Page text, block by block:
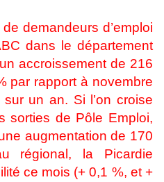
demandeurs d’emploi
dans le département
accroissement de 216
par rapport à novembre
un an. Si l’on croise
sorties de Pôle Emploi,
augmentation de 170
régional, la Picardie
ce mois (+ 0,1 %, et +